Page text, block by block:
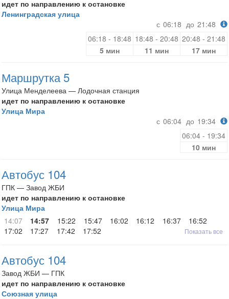
идет по направлению к остановке
Ленинградская улица
с 06:18 до 21:48
06:18 - 18:48 18:48 - 20:48 20:48 - 21:48
5 мин
11 мин 17 мин
Маршрутка 5
Улица Менделеева — Лодочная станция
идет по направлению к остановке
Улица Мира
с 06:04 до 19:34
06:04 - 19:34
10 мин
Автобус 104
ГПК — Завод ЖБИ
идет по направлению к остановке
Улица Мира
14:07
14:57 15:22 15:47 16:02 16:12 16:37
16:52
17:02
17:27 17:42 17:52 Показать все
Автобус 104
Завод ЖБИ — ГПК
идет по направлению к остановке
Союзная улица